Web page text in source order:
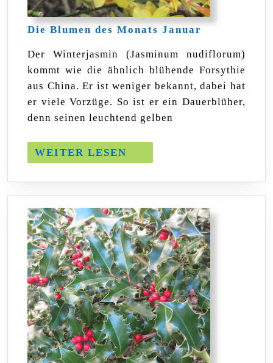
Die Blumen des Monats Januar
Die
Monats
Januar
Der Winterjasmin (Jasminum nudiflorum)
kommt wie die ähnlich blühende Forsythie
aus China. Er ist weniger bekannt, dabei hat
er viele Vorzüge. So ist er ein Dauerblüher,
denn seinen leuchtend gelben
WEITER LESEN
LESEN